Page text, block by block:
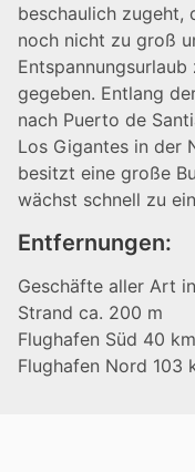
beschaulich zugeht,
noch nicht zu groß
gegeben. Entlang
nach Puerto de
Los Gigantes in der
besitzt eine große
wächst schnell zu
Entfernungen:
Geschäfte aller Art
Strand ca. 200 m
Flughafen Süd 40 km
Flughafen Nord 103